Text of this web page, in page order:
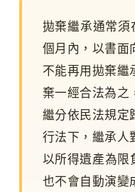
拋棄繼承通常須
個月內，以書面
不能再用拋棄繼
棄一經合法為之
繼分依民法規定
行法下，繼承人
以所得遺產為
也不會自動演變